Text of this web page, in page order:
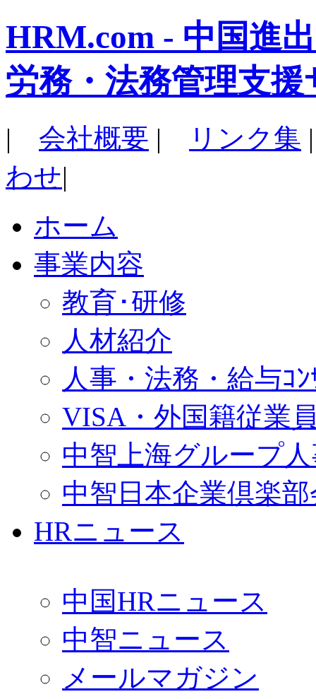
HRM.com - 中国進
労務・法務管理支援
| 会社概要 | リンク集
わせ|
ホーム
事業内容
教育･研修
人材紹介
人事・法務・給与ｺﾝ
VISA・外国籍従業
中智上海グループ
中智日本企業倶楽
HRニュース
中国HRニュース
中智ニュース
メールマガジン